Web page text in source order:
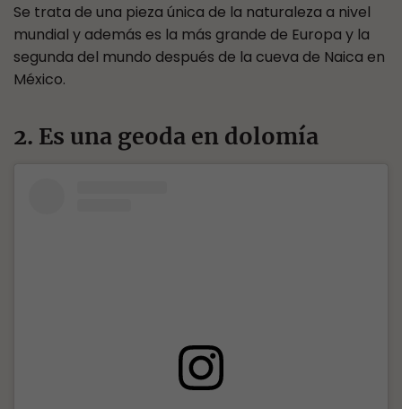
Se trata de una pieza única de la naturaleza a nivel
mundial y además es la más grande de Europa y la
segunda del mundo después de la cueva de Naica en
México.
2. Es una geoda en dolomía